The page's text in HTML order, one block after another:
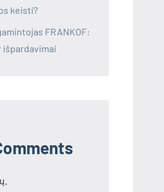
keisti?
FRANKOF:
išpardavimai